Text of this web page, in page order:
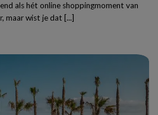
als hét online shoppingmoment van
maar wist je dat [...]